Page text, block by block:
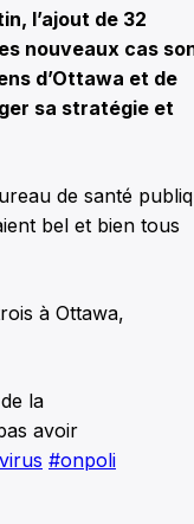
l’ajout de 32
nouveaux cas
d’Ottawa et de
sa stratégie et
de santé
bel et bien tous
à Ottawa,
la
avoir
#onpoli